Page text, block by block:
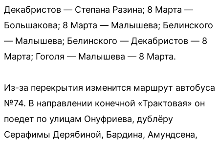
Декабристов — Степана Разина; 8 Марта —
Большакова; 8 Марта — Малышева; Белинского
— Малышева; Белинского — Декабристов — 8
Марта; Гоголя — Малышева — 8 Марта.
Из-за перекрытия изменится маршрут автобуса
№74. В направлении конечной «Трактовая» он
поедет по улицам Онуфриева, дублёру
Серафимы Дерябиной, Бардина, Амундсена,